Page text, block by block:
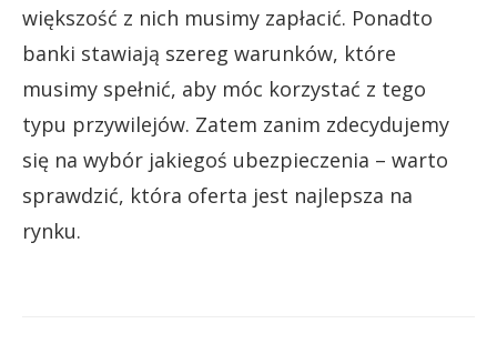
większość z nich musimy zapłacić. Ponadto
banki stawiają szereg warunków, które
musimy spełnić, aby móc korzystać z tego
typu przywilejów. Zatem zanim zdecydujemy
się na wybór jakiegoś ubezpieczenia – warto
sprawdzić, która oferta jest najlepsza na
rynku.